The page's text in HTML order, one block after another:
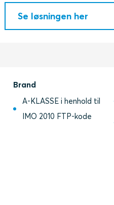
Se løsningen her
Brand
A-KLASSE i henhold til
IMO 2010 FTP-kode